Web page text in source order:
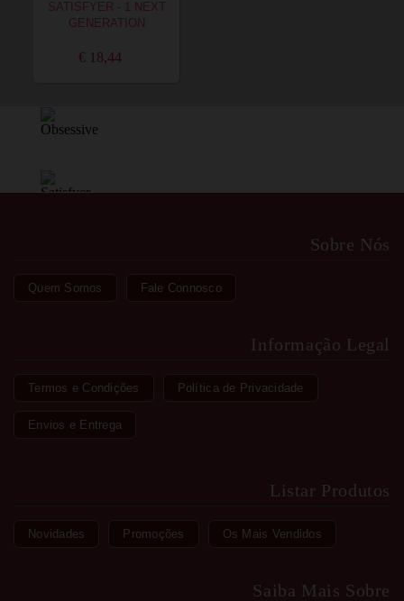
SATISFYER - 1 NEXT
GENERATION
€ 18,44
Sobre Nós
Quem Somos Fale Connosco
Informação Legal
Termos e Condições Política de Privacidade
Envios e Entrega
Listar Produtos
Novidades Promoções Os Mais Vendidos
Saiba Mais Sobre